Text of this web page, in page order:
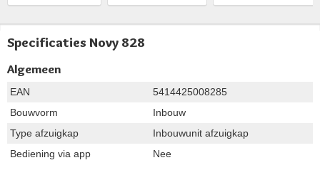
Specificaties Novy 828
Algemeen
EAN
5414425008285
Bouwvorm
Inbouw
Type afzuigkap
Inbouwunit afzuigkap
Bediening via app
Nee